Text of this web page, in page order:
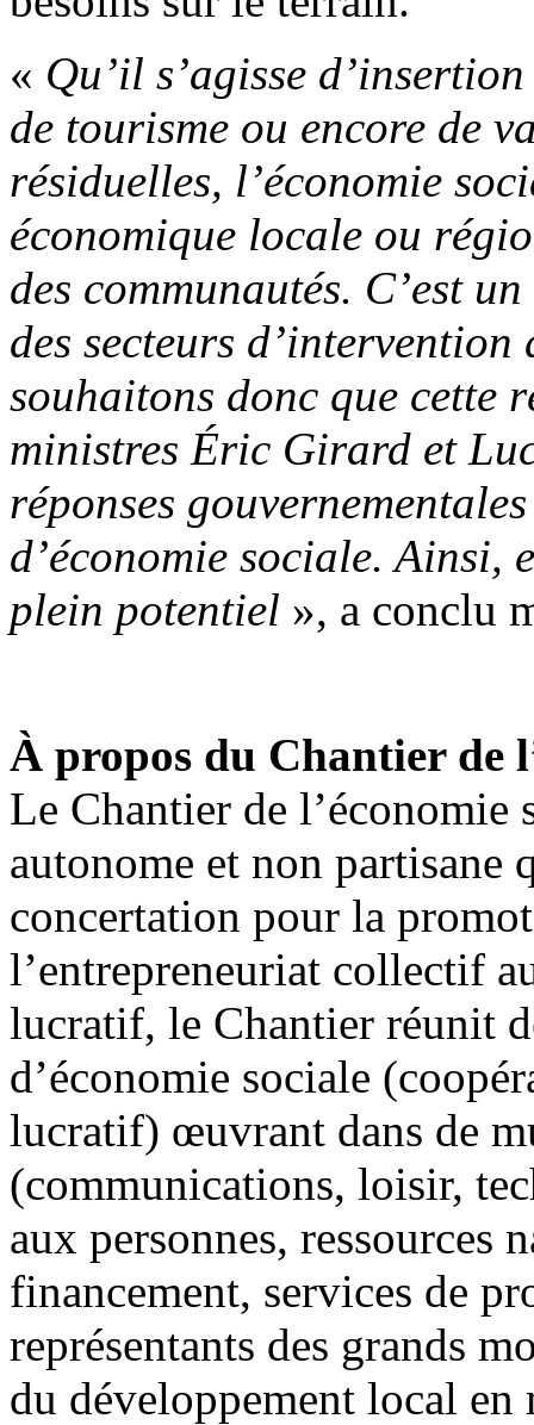
« Qu’il s’agisse
de tourisme ou encore de
résiduelles, l’économie
économique locale ou
des communautés. C’est
des secteurs
souhaitons donc que cette
ministres Éric Girard et
réponses
d’économie sociale.
plein potentiel », a conclu
À propos du Chantier de
Le Chantier de l’économie
autonome et non
concertation pour la
l’entrepreneuriat collectif
lucratif, le Chantier réunit
d’économie sociale
lucratif) œuvrant dans de
(communications, loisir,
aux personnes, ressources
financement, services de
représentants des grands
du développement local